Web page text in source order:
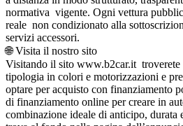
normativa vigente. Ogni vettura
reale non condizionato alla
servizi accessori.
🌐 Visita il nostro sito
Visitando il sito www.b2car.it troverete
tipologia in colori e motorizzazioni e
optare per acquisto con finanziamento
di finanziamento online per creare in
combinazione ideale di anticipo, durata